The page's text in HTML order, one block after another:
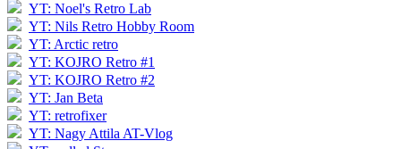
YT: Noel's Retro Lab
YT: Nils Retro Hobby Room
YT: Arctic retro
YT: KOJRO Retro #1
YT: KOJRO Retro #2
YT: Jan Beta
YT: retrofixer
YT: Nagy Attila AT-Vlog